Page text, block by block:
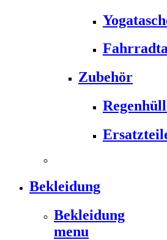
Zubehör
Bekleidung
Bekleidung
menu